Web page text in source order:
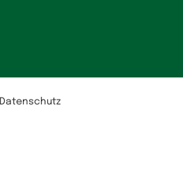
Datenschutz